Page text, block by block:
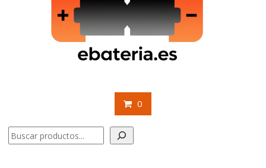
0
Buscar